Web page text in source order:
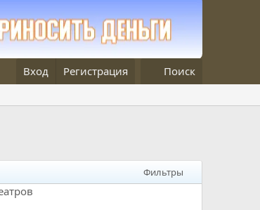
Вход Регистрация Поиск
Фильтры